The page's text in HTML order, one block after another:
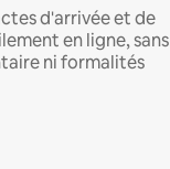
d'arrivée et de
en ligne, sans
ni formalités